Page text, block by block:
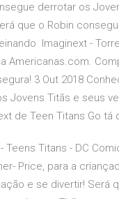
derrotar os
que o Robin
Imaginext -
Americanas.com.
3 Out 2018
Jovens Titãs e seus
de Teen Titans Go tá
Teens Titans - DC
Price, para a
e se divertir! Será